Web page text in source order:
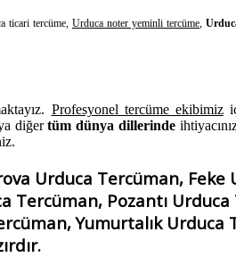
ticari tercüme, Urduca noter yeminli tercüme ,
Profesyonel tercüme ekibimiz
diğertüm dünya dillerinde
Urduca Tercüman,
Pozantı
Yumurtalık